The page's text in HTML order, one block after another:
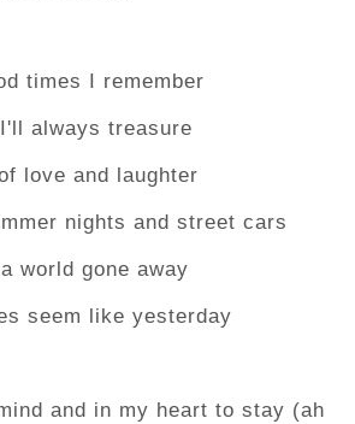
times I remember
always treasure
love and laughter
nights and street cars
world gone away
seem like yesterday
and in my heart to stay (ah